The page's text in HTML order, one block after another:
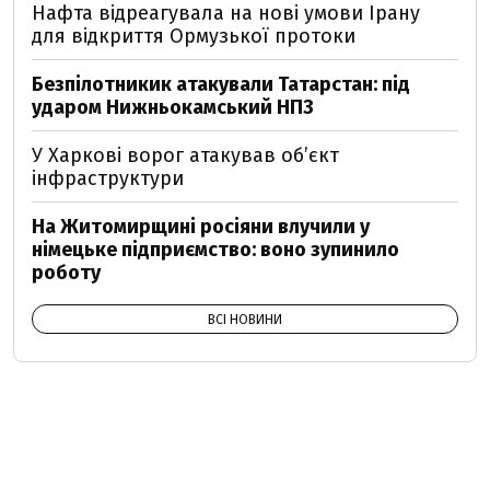
Нафта відреагувала на нові умови Ірану
для відкриття Ормузької протоки
Безпілотникик атакували Татарстан: під
ударом Нижньокамський НПЗ
У Харкові ворог атакував обʼєкт
інфраструктури
На Житомирщині росіяни влучили у
німецьке підприємство: воно зупинило
роботу
ВСІ НОВИНИ